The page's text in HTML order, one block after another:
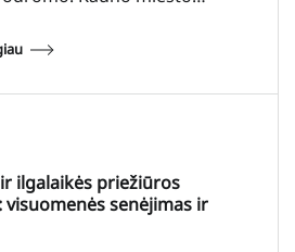
ilgalaikės priežiūros
senėjimas ir